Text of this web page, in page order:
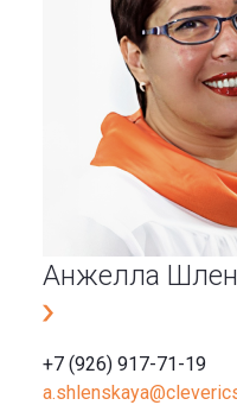
Анжелла
+7 (926) 917-71-19